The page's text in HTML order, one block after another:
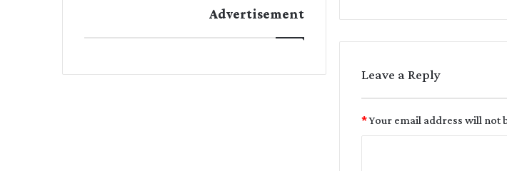
Leave a Reply
Your email address will not
*
Advertisement